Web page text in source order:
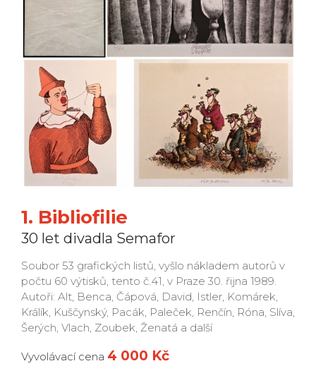
1. Bibliofilie
30 let divadla Semafor
Soubor 53 grafických listů, vyšlo nákladem autorů v
počtu 60 výtisků, tento č.41, v Praze 30. řijna 1989.
Autoři: Alt, Benca, Čápová, David, Istler, Komárek,
Králík, Kuščynský, Pacák, Paleček, Renčín, Róna, Slíva,
Šerých, Vlach, Zoubek, Ženatá a další
Vyvolávací cena 4 000 Kč